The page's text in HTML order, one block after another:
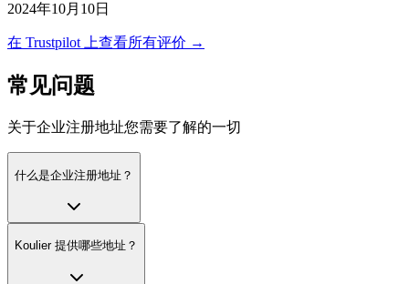
2024年10月10日
在 Trustpilot 上查看所有评价 →
常见问题
关于企业注册地址您需要了解的一切
什么是企业注册地址？
Koulier 提供哪些地址？